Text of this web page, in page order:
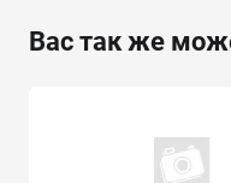
Вас так же